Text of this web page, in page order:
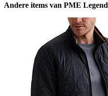
Andere items van PME Legend